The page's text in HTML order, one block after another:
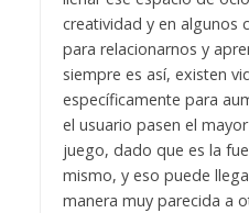
creatividad y en algunos
para relacionarnos y
siempre es así, existen
específicamente para
el usuario pasen el
juego, dado que es la
mismo, y eso puede
manera muy parecida a